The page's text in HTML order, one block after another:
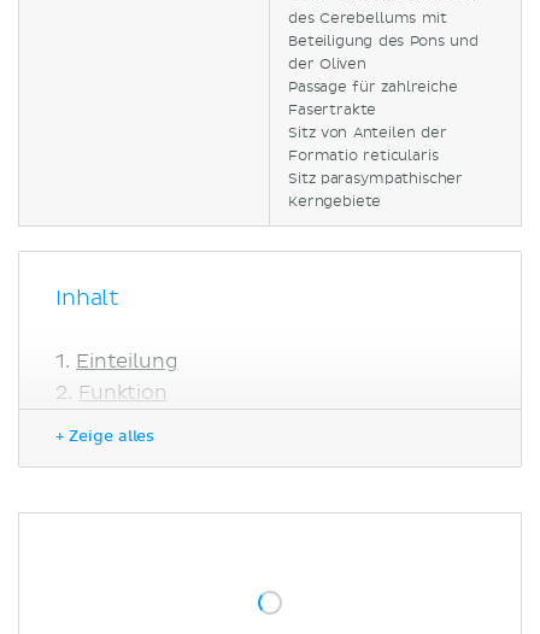
des Cerebellums mit
Beteiligung des Pons und
der Oliven
Passage für zahlreiche
Fasertrakte
Sitz von Anteilen der
Formatio reticularis
Sitz parasympathischer
Kerngebiete
Inhalt
Einteilung
Funktion
Sensibilität
+ Zeige alles